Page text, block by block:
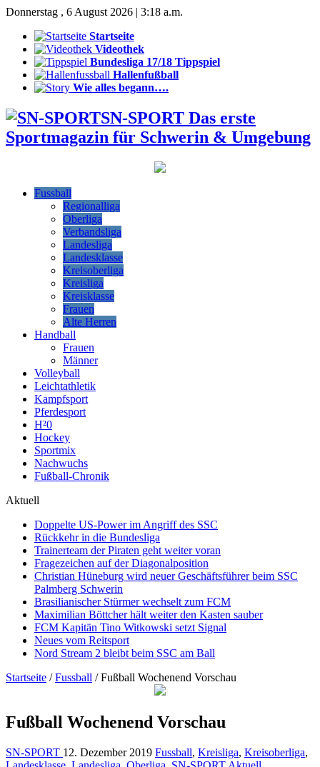
Donnerstag , 6 August 2026 | 3:18 a.m.
Startseite
Videothek
Bundesliga 17/18 Tippspiel
Hallenfußball
Wie alles begann….
SN-SPORT Das erste
Sportmagazin für Schwerin & Umgebung
Fussball
Regionalliga
Oberliga
Verbandsliga
Landesliga
Landesklasse
Kreisoberliga
Kreisliga
Kreisklasse
Frauen
Alte Herren
Handball
Frauen
Männer
Volleyball
Leichtathletik
Kampfsport
Pferdesport
H²0
Hockey
Sportmix
Nachwuchs
Fußball-Chronik
Aktuell
Doppelte US-Power im Angriff des SSC
Rückkehr in die Bundesliga
Trainerteam der Piraten geht weiter voran
Fragezeichen auf der Diagonalposition
Christian Hüneburg wird neuer Geschäftsführer beim SSC
Palmberg Schwerin
Brasilianischer Stürmer wechselt zum FCM
Maximilian Böttcher hält weiter den Kasten sauber
FCM Kapitän Tino Witkowski setzt Signal
Neues vom Reitsport
Nord Stream 2 bleibt beim SSC am Ball
Startseite / Fussball / Fußball Wochenend Vorschau
Fußball Wochenend Vorschau
SN-SPORT 12. Dezember 2019 Fussball, Kreisliga, Kreisoberliga,